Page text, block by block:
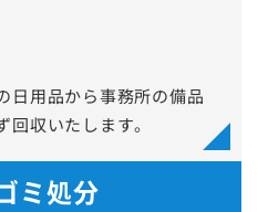
日用品から事務所の備品
収いたします。
ミ処分